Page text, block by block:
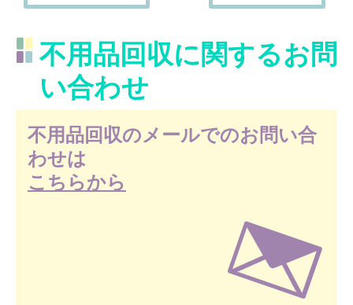
不用品回収に関するお問
い合わせ
不用品回収のメールでのお問い合
わせは
こちらから